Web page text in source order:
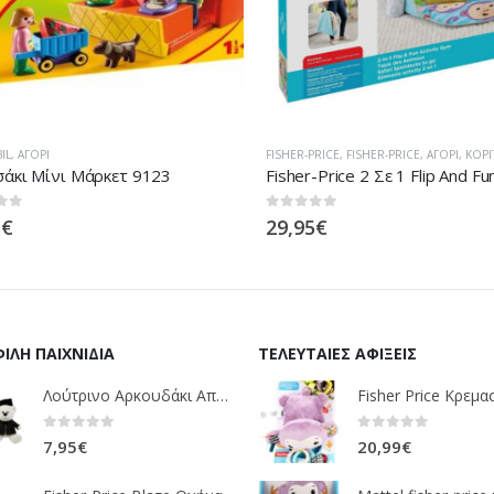
, ΑΓΌΡΙ
Μίνι Μάρκετ 9123
FISHER-PRICE,FISHER-PRICE,ΑΓΌΡΙ,
out of 5
29,95€
ΠΑΙΧΝΊΔΙΑ
Λούτρινο Αρκουδάκι Αποφοίτηση Σε 1 ΧΡΩΜΑ (ΛΕΥΚΟ)25Εκ 1850
7,95€
ΤΕΛΕΥΤΑΊΕΣ ΑΦΊΞΕΙΣ
20,99€